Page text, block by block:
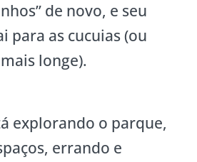
de novo, e seu
para as cucuias (ou
longe).
explorando o parque,
errando e